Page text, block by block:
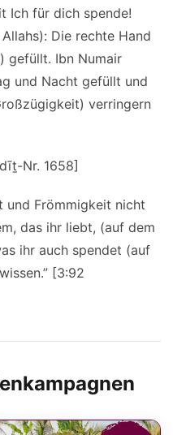
Ich für dich spende!
Die rechte Hand
gefüllt. Ibn Numair
und Nacht gefüllt und
verringern
Nr. 1658]
und Frömmigkeit nicht
das ihr liebt, (auf dem
ihr auch spendet (auf
[3:92